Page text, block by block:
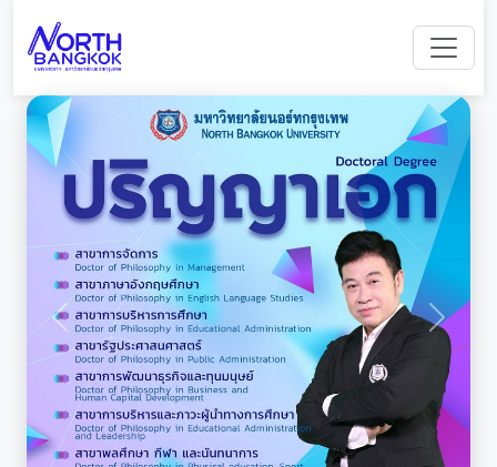
Previous Next